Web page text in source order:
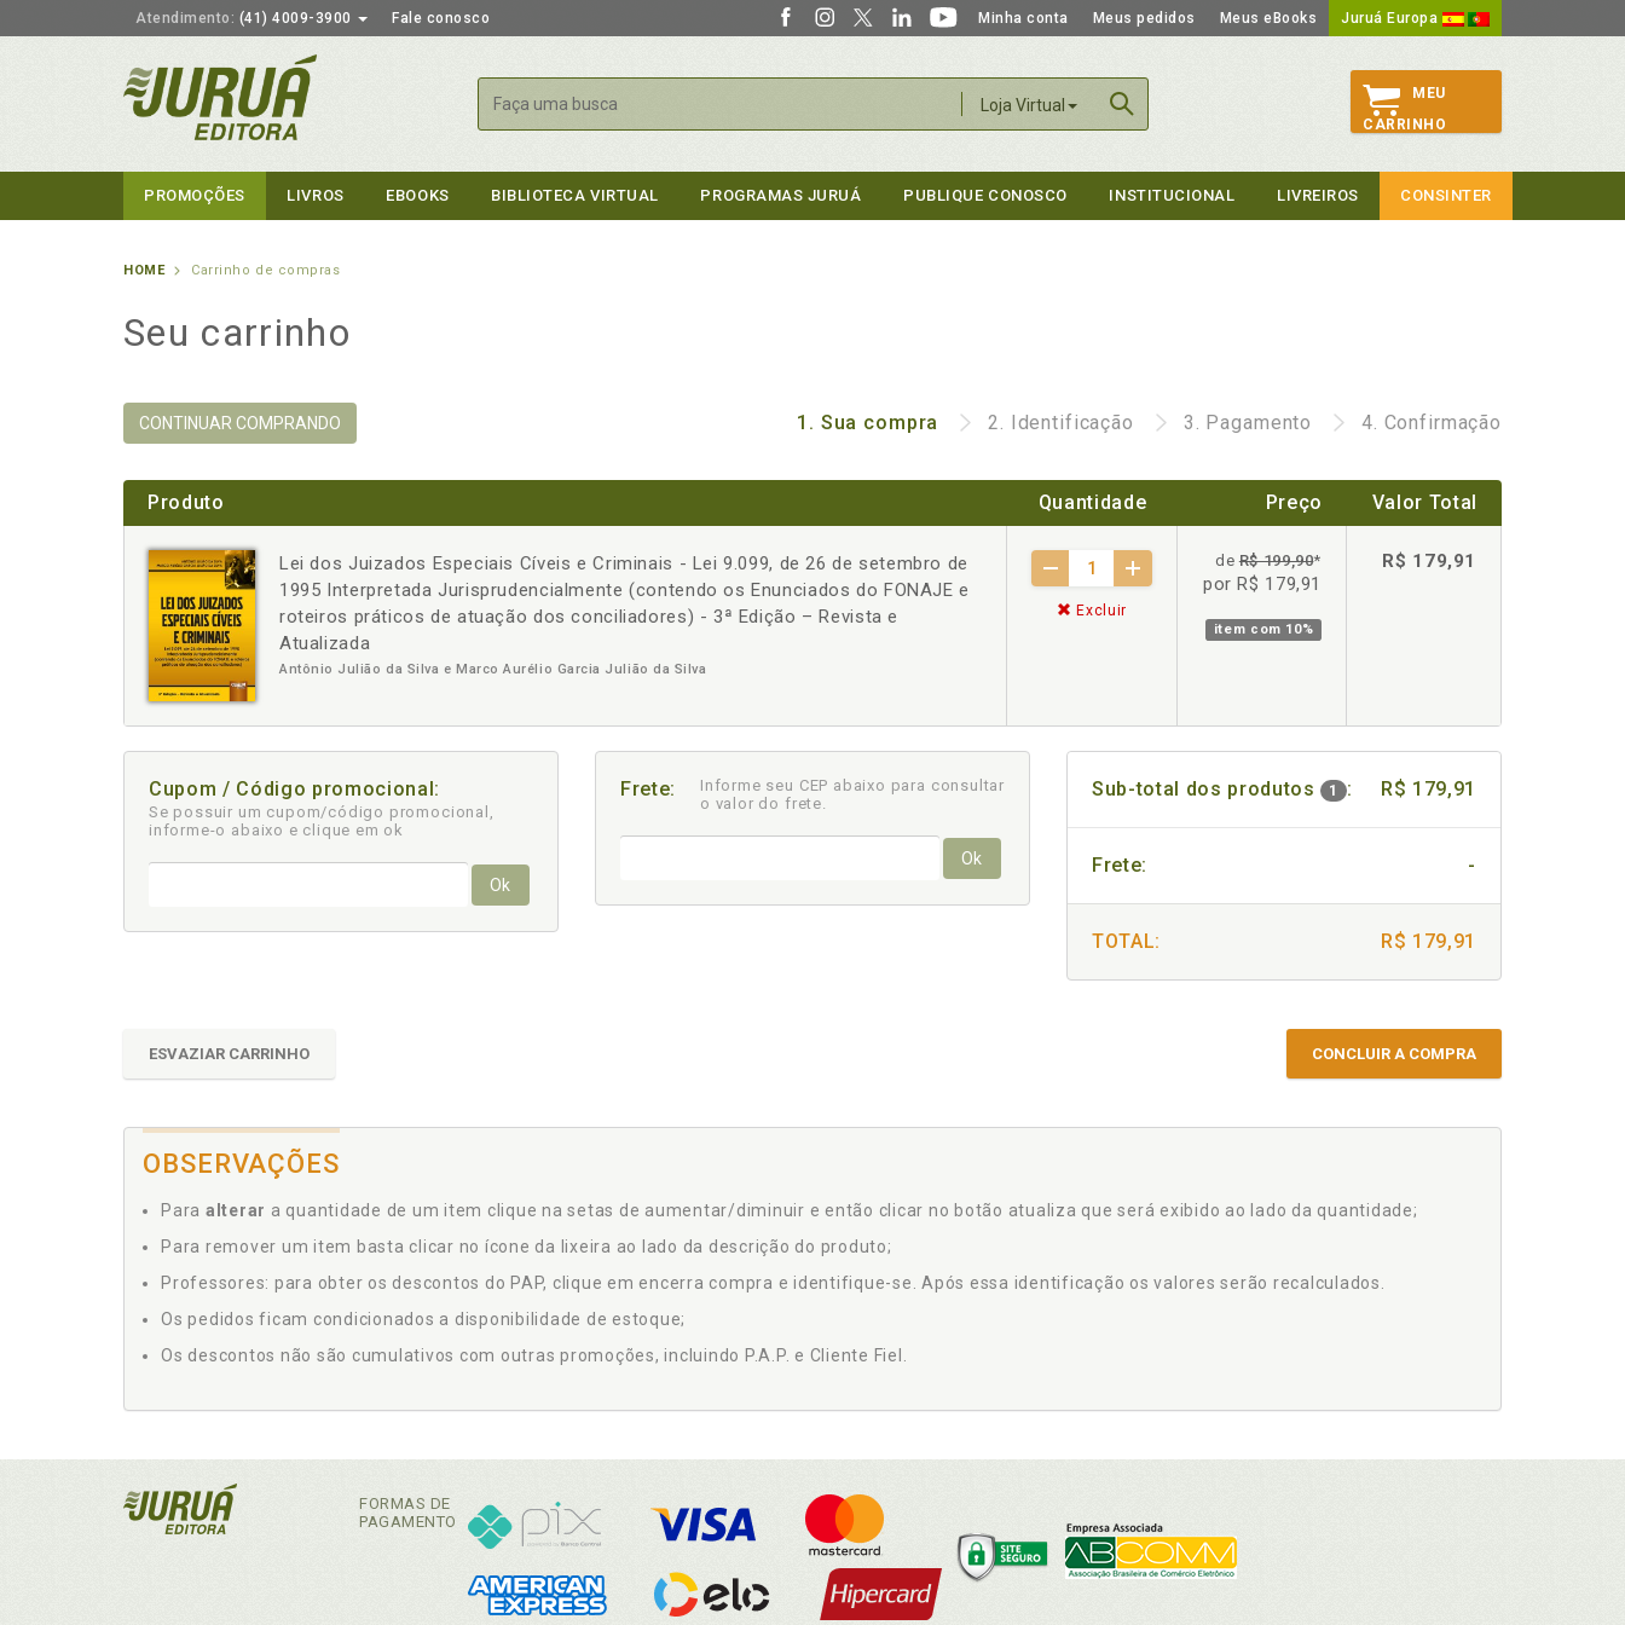
Atendimento: (41) 4009-3900 Fale conosco Minha conta Meus pedidos Meus eBooks Juruá Europa
Loja Virtual
Buscar
MEU
CARRINHO
PROMOÇÕES LIVROS EBOOKS BIBLIOTECA VIRTUAL PROGRAMAS JURUÁ PUBLIQUE CONOSCO INSTITUCIONAL LIVREIROS CONSINTER
HOME Carrinho de compras
Seu carrinho
CONTINUAR COMPRANDO 1. Sua compra 2. Identificação 3. Pagamento 4. Confirmação
Produto Quantidade Preço Valor Total
Lei dos Juizados Especiais Cíveis e Criminais - Lei 9.099, de 26 de setembro de
1995 Interpretada Jurisprudencialmente (contendo os Enunciados do FONAJE e
roteiros práticos de atuação dos conciliadores) - 3ª Edição – Revista e
Atualizada
Antônio Julião da Silva e Marco Aurélio Garcia Julião da Silva
- +
Excluir
deR$ 199,90*
por R$ 179,91
item com 10%
R$ 179,91
Cupom / Código promocional:
Se possuir um cupom/código promocional,
informe-o abaixo e clique em ok
Ok
Frete:
Informe seu CEP abaixo para consultar
o valor do frete.
Ok
Sub-total dos produtos 1 : R$ 179,91
Frete: -
TOTAL: R$ 179,91
ESVAZIAR CARRINHO CONCLUIR A COMPRA
OBSERVAÇÕES
Para alterar a quantidade de um item clique na setas de aumentar/diminuir e então clicar no botão atualiza que será exibido ao lado da quantidade;
Para remover um item basta clicar no ícone da lixeira ao lado da descrição do produto;
Professores: para obter os descontos do PAP, clique em encerra compra e identifique-se. Após essa identificação os valores serão recalculados.
Os pedidos ficam condicionados a disponibilidade de estoque;
Os descontos não são cumulativos com outras promoções, incluindo P.A.P. e Cliente Fiel.
FORMAS DE
PAGAMENTO